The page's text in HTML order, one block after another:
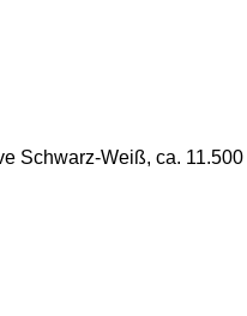
Schwarz-Weiß, ca.